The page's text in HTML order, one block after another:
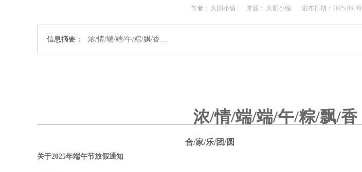
作者： 久阳小编 来源： 久阳小编 发布日期：2025-05-30
信息摘要： 浓/情/端/端/午/粽/飘/香…
浓/情/端/端/午/粽/飘/香
合/家/乐/团/圆
关于2025年端午节放假通知